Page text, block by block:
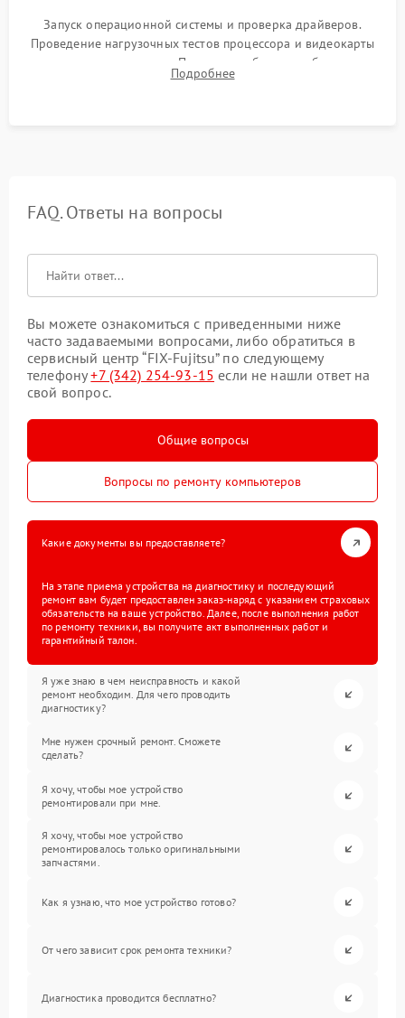
Запуск операционной системы и проверка драйверов.
Проведение нагрузочных тестов процессора и видеокарты
для контроля температур. Проверка работоспособности всех
USB-портов, аудиовыходов и сетевого подключения.
Подробнее
FAQ. Ответы на вопросы
Вы можете ознакомиться с приведенными ниже
часто задаваемыми вопросами, либо обратиться в
сервисный центр “FIX-Fujitsu” по следующему
телефону+7 (342) 254-93-15 если не нашли ответ на
свой вопрос.
Общие вопросы
Вопросы по ремонту компьютеров
Какие документы вы предоставляете?
На этапе приема устройства на диагностику и последующий
ремонт вам будет предоставлен заказ-наряд с указанием страховых
обязательств на ваше устройство. Далее, после выполнения работ
по ремонту техники, вы получите акт выполненных работ и
гарантийный талон.
Я уже знаю в чем неисправность и какой
ремонт необходим. Для чего проводить
диагностику?
Мне нужен срочный ремонт. Сможете
сделать?
Я хочу, чтобы мое устройство
ремонтировали при мне.
Я хочу, чтобы мое устройство
ремонтировалось только оригинальными
запчастями.
Как я узнаю, что мое устройство готово?
От чего зависит срок ремонта техники?
Диагностика проводится бесплатно?